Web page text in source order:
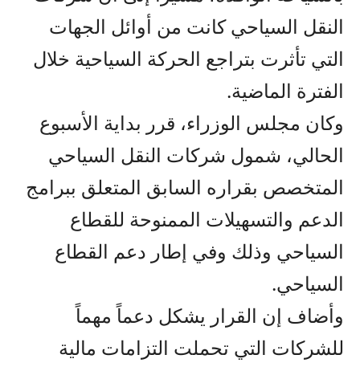
النقل السياحي كانت من أوائل الجهات
التي تأثرت بتراجع الحركة السياحية خلال
الفترة الماضية.
وكان مجلس الوزراء، قرر بداية الأسبوع
الحالي، شمول شركات النقل السياحي
المتخصص بقراره السابق المتعلق ببرامج
الدعم والتسهيلات الممنوحة للقطاع
السياحي وذلك وفي إطار دعم القطاع
السياحي.
وأضاف إن القرار يشكل دعماً مهماً
للشركات التي تحملت التزامات مالية